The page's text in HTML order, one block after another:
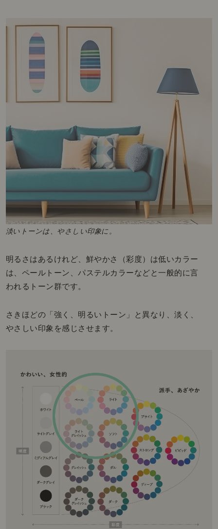
淡いトーンは、やさしい印象に。
明るさはあるけれど、鮮やかさ（彩度）は低いカラー
は、ペールトーン、パステルカラーなどと一般的に言
われるトーン群です。
さきほどの「強く、明るいトーン」と異なり、淡く、
やさしい印象を感じさせます。